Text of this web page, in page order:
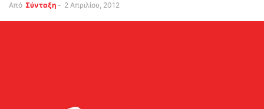
Από Σύνταξη - 2 Απριλίου, 2012